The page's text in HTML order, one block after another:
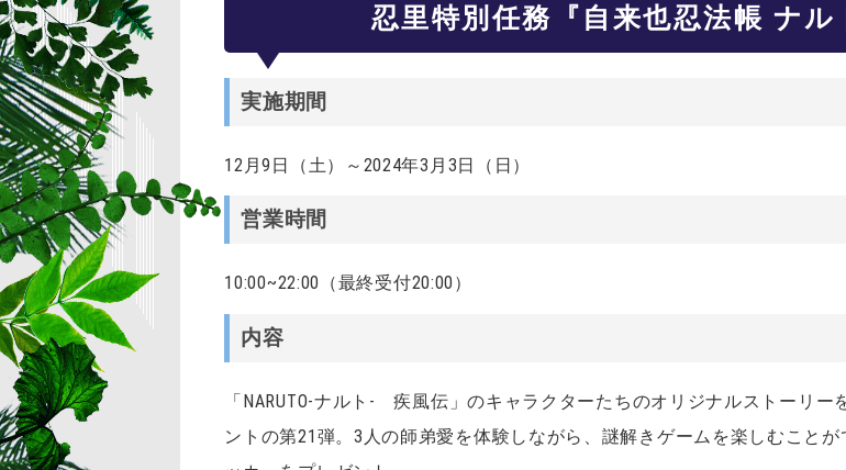
忍里特別任務『自来也忍法帳 ナ
実施期間
12月9日（土）～2024年3月3日（日）
営業時間
10:00~22:00（最終受付20:00）
内容
「NARUTO-ナルト- 疾風伝」のキャラクターたちのオリジナルストーリ
ントの第21弾。3人の師弟愛を体験しながら、謎解きゲームを楽しむこと